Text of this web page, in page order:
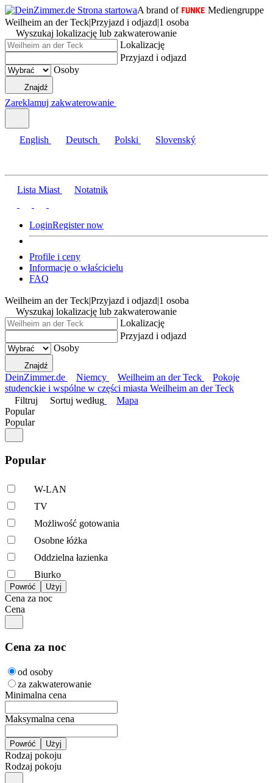
A brand of
Mediengruppe
Weilheim an der Teck|Przyjazd i odjazd|1 osoba
Wyszukaj lokalizację lub zakwaterowanie
Lokalizację
Przyjazd i odjazd
Osoby
Znajdź
Zareklamuj zakwaterowanie
English Deutsch Polski Slovenský
Lista Miast Notatnik
LoginRegister now
Profile i ceny
Informacje o właścicielu
FAQ
Weilheim an der Teck|Przyjazd i odjazd|1 osoba
Wyszukaj lokalizację lub zakwaterowanie
Lokalizację
Przyjazd i odjazd
Osoby
Znajdź
DeinZimmer.de Niemcy Weilheim an der Teck
Pokoje
studenckie i wspólne w części miasta Weilheim an der Teck
Filtruj
Sortuj według
Mapa
Popular
Popular
Popular
W-LAN
TV
Możliwość gotowania
Osobne łóżka
Oddzielna łazienka
Biurko
Cena za noc
Cena
Cena za noc
od osoby
za zakwaterowanie
Minimalna cena
Maksymalna cena
Rodzaj pokoju
Rodzaj pokoju